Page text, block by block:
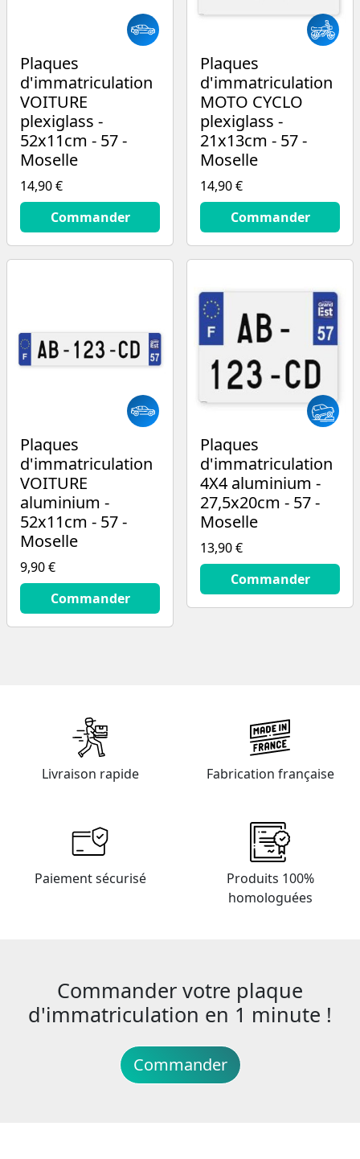
Plaques
d'immatriculation
VOITURE
plexiglass -
52x11cm - 57 -
Moselle
14,90 €
14.9
€Commander
Plaques
d'immatriculation
MOTO CYCLO
plexiglass -
21x13cm - 57 -
Moselle
14,90 €
14.9
€Commander
Plaques
d'immatriculation
VOITURE
aluminium -
52x11cm - 57 -
Moselle
9,90 €
9.9
Commander
Plaques
d'immatriculation
4X4 aluminium -
27,5x20cm - 57 -
Moselle
13,90 €
13.9
€Commander
Livraison rapide Fabrication française
Paiement sécurisé
Produits 100%
homologuées
Commander votre plaque
d'immatriculation en 1 minute !
Commander